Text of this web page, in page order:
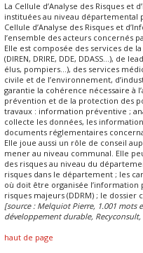
La Cellule d’Analyse des Risques et
instituées au niveau départemental
Cellule d’Analyse des Risques et
l’ensemble des acteurs concernés
Elle est composée des services de
(DIREN, DRIRE, DDE, DDASS...), de
élus, pompiers...), des services
civile et de l’environnement,
garantie la cohérence nécessaire à
prévention et de la protection des
travaux : information préventive ;
collecte les données, les
documents réglementaires
Elle joue aussi un rôle de conseil
mener au niveau communal. Elle
des risques au niveau du
risques dans le département ; les
où doit être organisée
risques majeurs (DDRM) ; le dossier
[source : Melquiot Pierre, 1.001
développement durable, Recyconsult,
haut de page